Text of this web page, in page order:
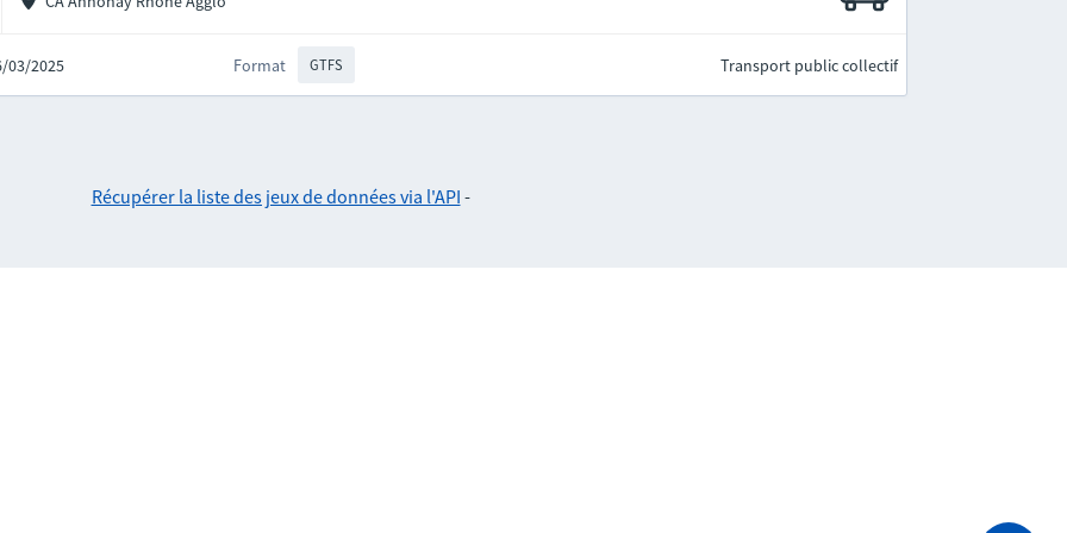
03/2025 Format GTFS Transport public collectif
Récupérer la liste des jeux de données via l'API -